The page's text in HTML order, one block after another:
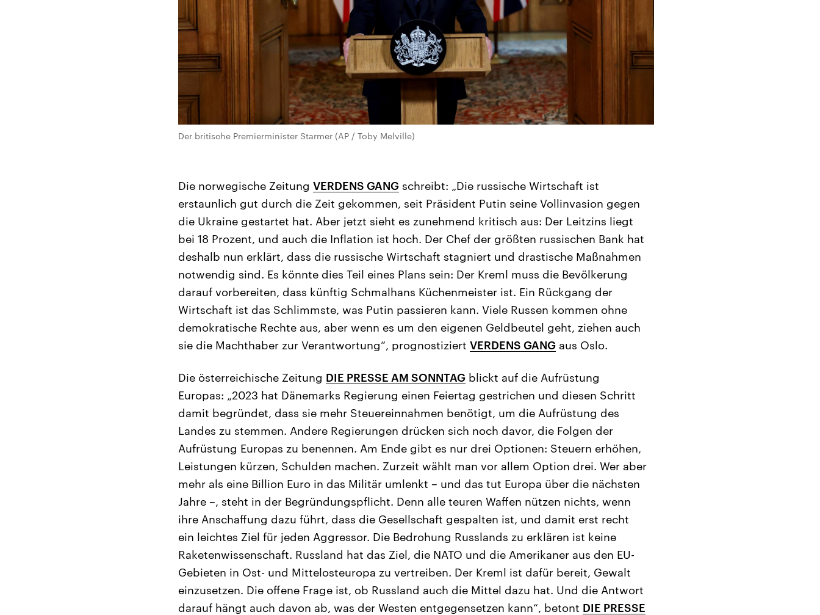
Der britische Premierminister Starmer (AP / Toby Melville)
Die norwegische Zeitung VERDENS GANG schreibt: „Die russische Wirtschaft ist
erstaunlich gut durch die Zeit gekommen, seit Präsident Putin seine Vollinvasion gegen
die Ukraine gestartet hat. Aber jetzt sieht es zunehmend kritisch aus: Der Leitzins liegt
bei 18 Prozent, und auch die Inflation ist hoch. Der Chef der größten russischen Bank hat
deshalb nun erklärt, dass die russische Wirtschaft stagniert und drastische Maßnahmen
notwendig sind. Es könnte dies Teil eines Plans sein: Der Kreml muss die Bevölkerung
darauf vorbereiten, dass künftig Schmalhans Küchenmeister ist. Ein Rückgang der
Wirtschaft ist das Schlimmste, was Putin passieren kann. Viele Russen kommen ohne
demokratische Rechte aus, aber wenn es um den eigenen Geldbeutel geht, ziehen auch
sie die Machthaber zur Verantwortung“, prognostiziert VERDENS GANG aus Oslo.
Die österreichische Zeitung DIE PRESSE AM SONNTAG blickt auf die Aufrüstung
Europas: „2023 hat Dänemarks Regierung einen Feiertag gestrichen und diesen Schritt
damit begründet, dass sie mehr Steuereinnahmen benötigt, um die Aufrüstung des
Landes zu stemmen. Andere Regierungen drücken sich noch davor, die Folgen der
Aufrüstung Europas zu benennen. Am Ende gibt es nur drei Optionen: Steuern erhöhen,
Leistungen kürzen, Schulden machen. Zurzeit wählt man vor allem Option drei. Wer aber
mehr als eine Billion Euro in das Militär umlenkt – und das tut Europa über die nächsten
Jahre –, steht in der Begründungspflicht. Denn alle teuren Waffen nützen nichts, wenn
ihre Anschaffung dazu führt, dass die Gesellschaft gespalten ist, und damit erst recht
ein leichtes Ziel für jeden Aggressor. Die Bedrohung Russlands zu erklären ist keine
Raketenwissenschaft. Russland hat das Ziel, die NATO und die Amerikaner aus den EU-
Gebieten in Ost- und Mittelosteuropa zu vertreiben. Der Kreml ist dafür bereit, Gewalt
einzusetzen. Die offene Frage ist, ob Russland auch die Mittel dazu hat. Und die Antwort
darauf hängt auch davon ab, was der Westen entgegensetzen kann“, betont DIE PRESSE